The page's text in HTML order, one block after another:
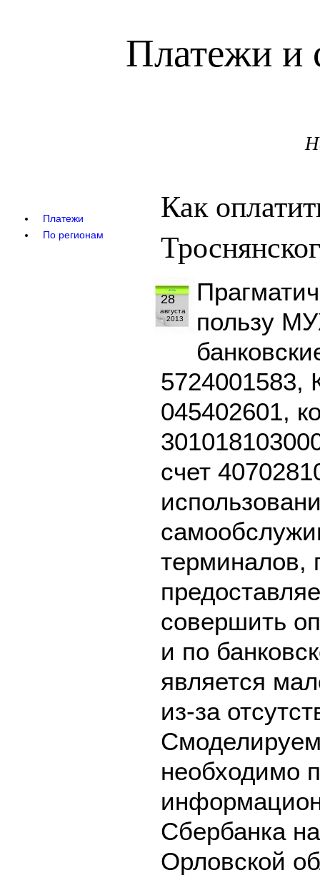
Платежи и
Платежи
По регионам
Как
28
августа
2013
пользу
5724001583,
045402601,
счет
терминалов,
совершить
и по
является
из-за
необходимо
Сбербанка
Орловской